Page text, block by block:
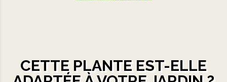
CETTE PLANTE EST-ELLE